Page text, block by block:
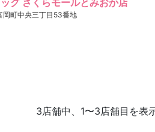
グ さくらモールとみおか店
岡町中央三丁目53番地
3店舗中、1〜3店舗目を表